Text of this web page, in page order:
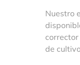
Nuestro
de